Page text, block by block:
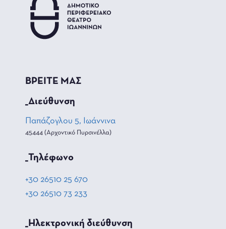
ΒΡΕΙΤΕ ΜΑΣ
_Διεύθυνση
Παπάζογλου 5, Ιωάννινα
45444 (Αρχοντικό Πυρσινέλλα)
_Τηλέφωνο
+30 26510 25 670
+30 26510 73 233
_Hλεκτρονική διεύθυνση